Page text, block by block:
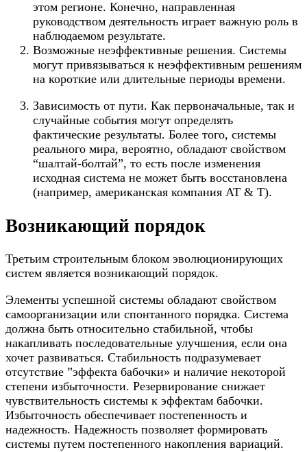
этом регионе. Конечно, направленная
руководством деятельность играет важную роль в
наблюдаемом результате.
Возможные неэффективные решения. Системы
могут привязываться к неэффективным решениям
на короткие или длительные периоды времени.
Зависимость от пути. Как первоначальные, так и
случайные события могут определять
фактические результаты. Более того, системы
реального мира, вероятно, обладают свойством
“шалтай-болтай”, то есть после изменения
исходная система не может быть восстановлена
(например, американская компания AT & T).
Возникающий порядок
Третьим строительным блоком эволюционирующих
систем является возникающий порядок.
Элементы успешной системы обладают свойством
самоорганизации или спонтанного порядка. Система
должна быть относительно стабильной, чтобы
накапливать последовательные улучшения, если она
хочет развиваться. Стабильность подразумевает
отсутствие ”эффекта бабочки» и наличие некоторой
степени избыточности. Резервирование снижает
чувствительность системы к эффектам бабочки.
Избыточность обеспечивает постепенность и
надежность. Надежность позволяет формировать
системы путем постепенного накопления вариаций.